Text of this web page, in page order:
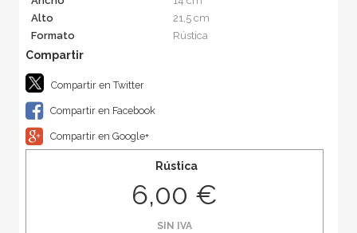
Alto
21,5 cm
Formato
Rústica
Compartir en Twitter
Compartir en Facebook
Compartir en Google+
Rústica
6,00 €
SIN IVA